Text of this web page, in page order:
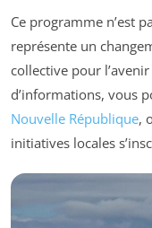
Ce programme n’est
représente un
collective pour
d’informations, vous
Nouvelle République,
initiatives locales